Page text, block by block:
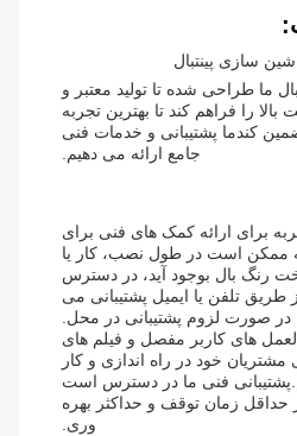
سازی پینتبال
ما طراحی شده تا تولید معتبر و
بالا را فراهم کند تا بهترین تجربه
کندما پشتیبانی و خدمات فنی
جامع ارائه می دهیم.
برای ارائه کمک های فنی برای
ممکن است در طول نصب، کار یا
رنگ بال بوجود آید، در دسترس
طریق تلفن یا ایمیل پشتیبانی می
در صورت لزوم پشتیبانی در محل.
های کاربر مفصل و فیلم های
خود در راه اندازی و کار
فنی ما در دسترس است
از حداقل زمان توقف و حداکثر بهره
وری.